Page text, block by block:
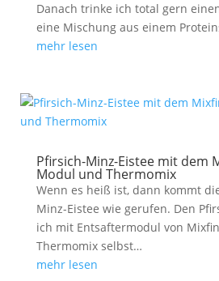
Danach trinke ich total gern
eine Mischung aus einem
mehr lesen
Pfirsich-Minz-Eistee mit dem
Modul und Thermomix
Wenn es heiß ist, dann kommt
Minz-Eistee wie gerufen. Den
ich mit Entsaftermodul von
Thermomix selbst…
mehr lesen